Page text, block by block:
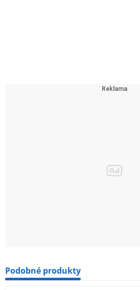
Podobné produkty